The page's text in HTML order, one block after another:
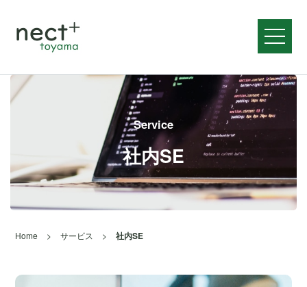
メニ
Service
社内SE
Home > サービス > 社内SE